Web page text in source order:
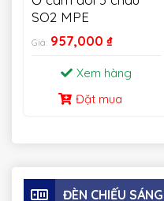
SO2 MPE
Giá: 957,000 ₫
Xem hàng
Đặt mua
ĐÈN CHIẾU SÁNG